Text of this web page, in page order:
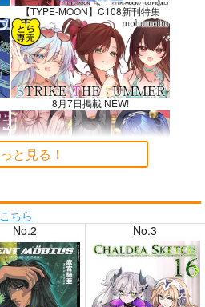
【TYPE-MOON】C108新刊特集
8月7日掲載 NEW!
8月4日掲載
と見る！
ちら
No.2 No.3